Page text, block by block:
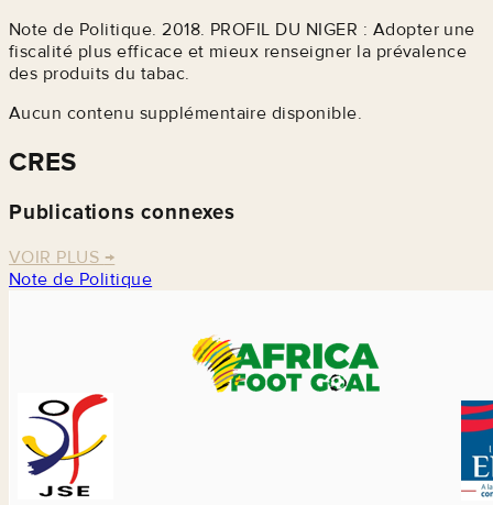
Note de Politique. 2018. PROFIL DU NIGER : Adopter une
fiscalité plus efficace et mieux renseigner la prévalence
des produits du tabac.
Aucun contenu supplémentaire disponible.
CRES
Publications connexes
VOIR PLUS →
Note de Politique